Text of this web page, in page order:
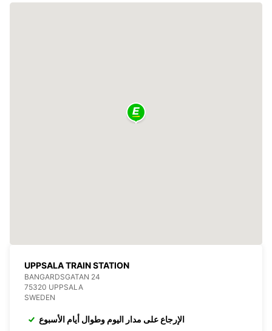
UPPSALA TRAIN STATION
BANGARDSGATAN 24
75320 UPPSALA
SWEDEN
الإرجاع على مدار اليوم وطوال أيام الأسبوع